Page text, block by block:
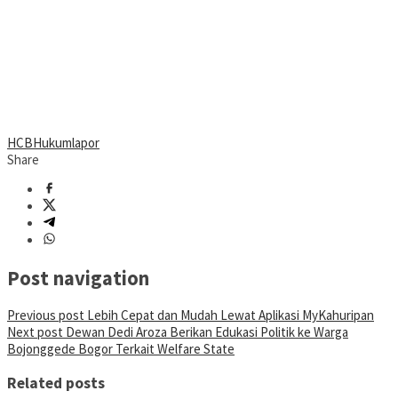
HCBHukumlapor
Share
Post navigation
Previous post Lebih Cepat dan Mudah Lewat Aplikasi MyKahuripan
Next post Dewan Dedi Aroza Berikan Edukasi Politik ke Warga
Bojonggede Bogor Terkait Welfare State
Related posts